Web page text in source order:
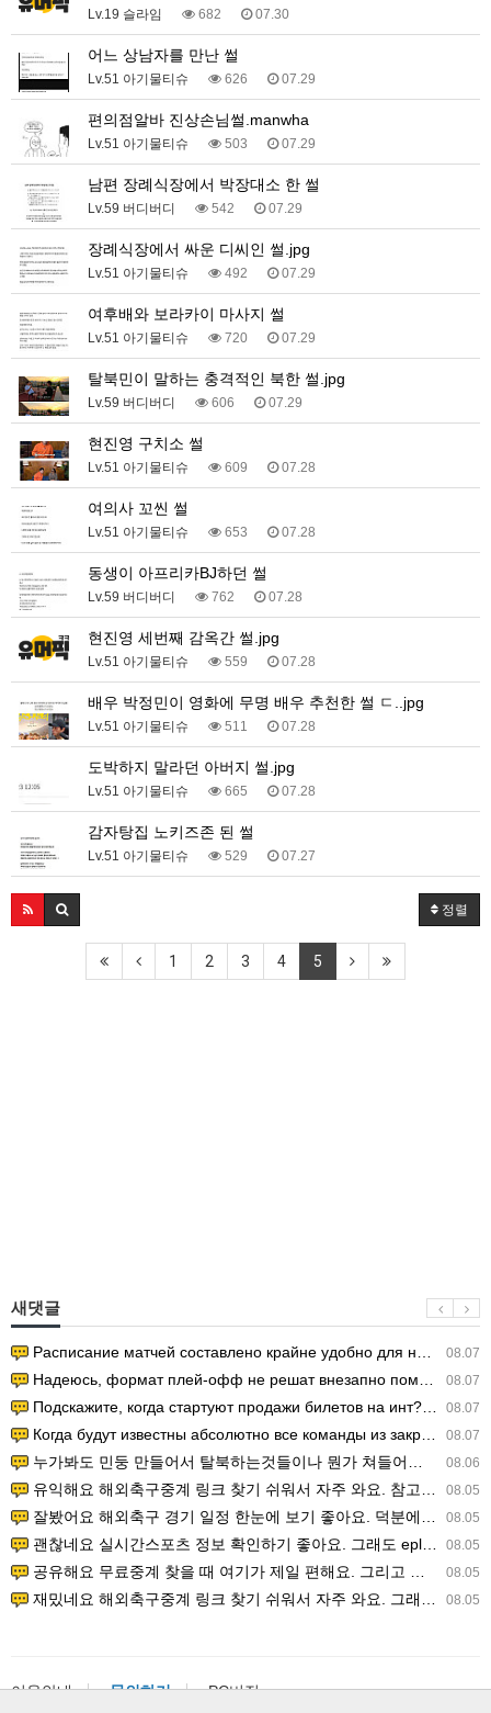
Lv.19 슬라임 682 07.30
어느 상남자를 만난 썰
Lv.51 아기물티슈 626 07.29
편의점알바 진상손님썰.manwha
Lv.51 아기물티슈 503 07.29
남편 장례식장에서 박장대소 한 썰
Lv.59 버디버디 542 07.29
장례식장에서 싸운 디씨인 썰.jpg
Lv.51 아기물티슈 492 07.29
여후배와 보라카이 마사지 썰
Lv.51 아기물티슈 720 07.29
탈북민이 말하는 충격적인 북한 썰.jpg
Lv.59 버디버디 606 07.29
현진영 구치소 썰
Lv.51 아기물티슈 609 07.28
여의사 꼬씬 썰
Lv.51 아기물티슈 653 07.28
동생이 아프리카BJ하던 썰
Lv.59 버디버디 762 07.28
현진영 세번째 감옥간 썰.jpg
Lv.51 아기물티슈 559 07.28
배우 박정민이 영화에 무명 배우 추천한 썰 ㄷ..jpg
Lv.51 아기물티슈 511 07.28
도박하지 말라던 아버지 썰.jpg
Lv.51 아기물티슈 665 07.28
감자탕집 노키즈존 된 썰
Lv.51 아기물티슈 529 07.27
정렬
1 2 3 4 5
새댓글
08.07
Расписание матчей составлено крайне удобно для нашего часово…
08.07
Надеюсь, формат плей-офф не решат внезапно поменять. https:/…
08.07
Подскажите, когда стартуют продажи билетов на инт? https://g…
08.07
Когда будут известны абсолютно все команды из закрытых квали…
08.06
누가봐도 민둥 만들어서 탈북하는것들이나 뭔가 쳐들어오는 낌새를 미리 알아차리기 위함이지 저걸 전쟁준비라고 하…
08.05
유익해요 해외축구중계 링크 찾기 쉬워서 자주 와요. 참고로 무료스포츠중계 정보 확인할 때 출처 꼭 체크해요.…
08.05
잘봤어요 해외축구 경기 일정 한눈에 보기 좋아요. 덕분에 epl중계 볼 때 공식 중계 채널 먼저 찾아봐요. …
08.05
괜찮네요 실시간스포츠 정보 확인하기 좋아요. 그래도 epl중계 볼 때 공식 중계 채널 먼저 찾아봐요. 북마크…
08.05
공유해요 무료중계 찾을 때 여기가 제일 편해요. 그리고 무료스포츠중계 정보 확인할 때 출처 꼭 체크해요. 앞…
08.05
재밌네요 해외축구중계 링크 찾기 쉬워서 자주 와요. 그래서 해외축구중계도 정식 서비스로 봐야 안전해요. 다음…
이용안내 문의하기 PC버전